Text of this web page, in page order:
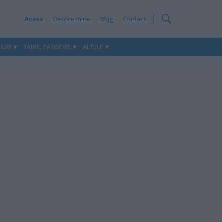
Acasa Despre mine Blog Contact
PAINE, PATISERIE ALTELE